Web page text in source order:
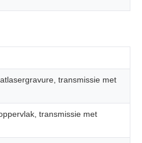
transmissie met
transmissie met